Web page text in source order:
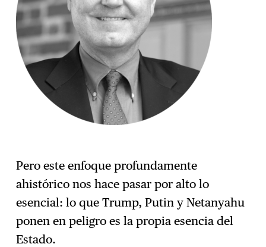
Pero este enfoque profundamente
ahistórico nos hace pasar por alto lo
esencial: lo que Trump, Putin y Netanyahu
ponen en peligro es la propia esencia del
Estado.